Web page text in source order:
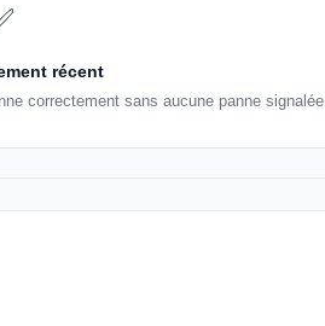
récent
correctement sans aucune panne signalée.